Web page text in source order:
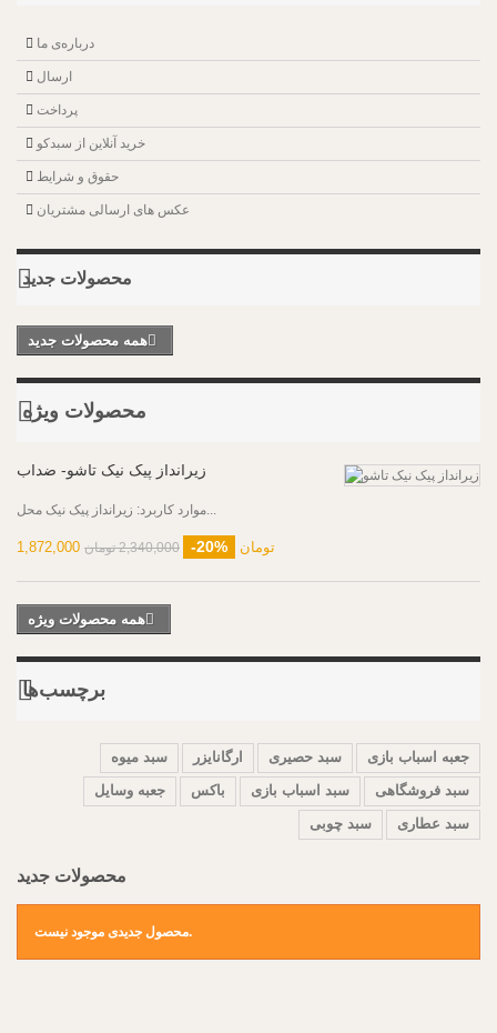
درباره‌ی ما
ارسال
پرداخت
خرید آنلاین از سبدکو
حقوق و شرایط
عکس های ارسالی مشتریان
محصولات جدید
همه محصولات جدید
محصولات ویژه
زیرانداز پیک نیک تاشو- ضدآب
موارد کاربرد: زیرانداز پیک نیک محل...
1,872,000 تومان -20% 2,340,000 تومان
همه محصولات ویژه
برچسب‌ها
جعبه اسباب بازی سبد حصیری ارگانایزر
سبد میوه
سبد فروشگاهی
سبد اسباب بازی باکس
جعبه وسایل
سبد عطاری
سبد چوبی
محصول جدیدی موجود نیست.